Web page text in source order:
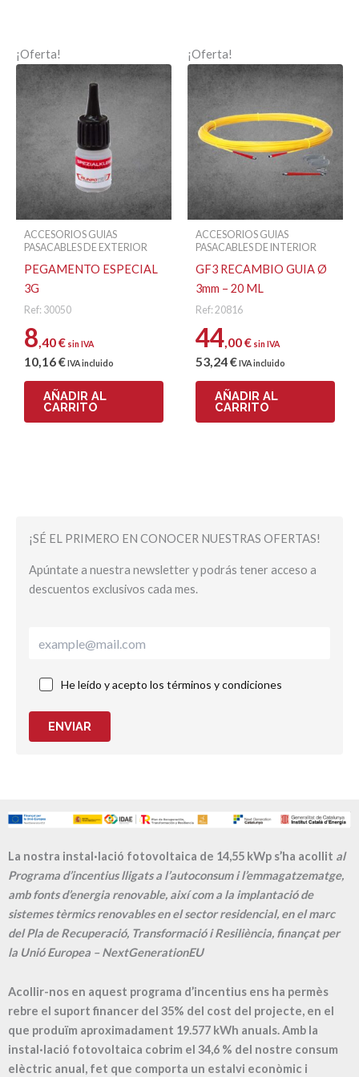
¡Oferta!
ACCESORIOS GUIAS
PASACABLES DE EXTERIOR
PEGAMENTO ESPECIAL
3G
Ref: 30050
8,40€ sin IVA
10,16€IVA incluido
AÑADIR AL
CARRITO
¡Oferta!
ACCESORIOS GUIAS
PASACABLES DE INTERIOR
GF3 RECAMBIO GUIA Ø
3mm – 20 ML
Ref: 20816
44,00€ sin IVA
53,24€IVA incluido
AÑADIR AL
CARRITO
¡SÉ EL PRIMERO EN CONOCER NUESTRAS OFERTAS!
Apúntate a nuestra newsletter y podrás tener acceso a
descuentos exclusivos cada mes.
He leído y acepto los términos y condiciones
ENVIAR
La nostra instal·lació fotovoltaica de 14,55 kWp s’ha acollit al
Programa d’incentius lligats a l’autoconsum i l’emmagatzematge,
amb fonts d’energia renovable, així com a la implantació de
sistemes tèrmics renovables en el sector residencial, en el marc
del Pla de Recuperació, Transformació i Resiliència, finançat per
la Unió Europea – NextGenerationEU
Acollir-nos en aquest programa d’incentius ens ha permès
rebre el suport financer del 35% del cost del projecte, en el
que produïm aproximadament 19.577 kWh anuals. Amb la
instal·lació fotovoltaica cobrim el 34,6 % del nostre consum
elèctric anual, fet que comporta un estalvi econòmic i